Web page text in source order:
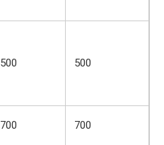
500 500
700 700